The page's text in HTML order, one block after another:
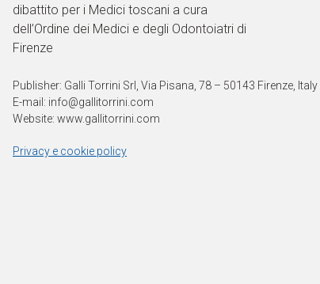
dibattito per i Medici toscani a cura
dell’Ordine dei Medici e degli Odontoiatri di
Firenze
Publisher: Galli Torrini Srl, Via Pisana, 78 – 50143 Firenze, Italy
E-mail: info@gallitorrini.com
Website: www.gallitorrini.com
Privacy e cookie policy